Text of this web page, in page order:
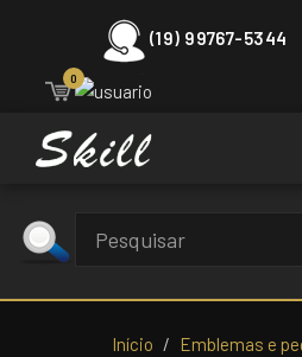
(19) 99767-5344
0
Início
Emblemas e